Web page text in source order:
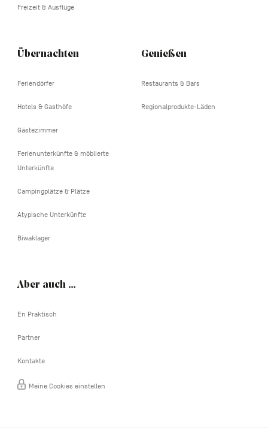
Freizeit & Ausflüge
Übernachten
Feriendörfer
Hotels & Gasthöfe
Gästezimmer
Ferienunterkünfte & möblierte
Unterkünfte
Campingplätze & Plätze
Atypische Unterkünfte
Biwaklager
Genießen
Restaurants & Bars
Regionalprodukte-Läden
Aber auch …
En Praktisch
Partner
Kontakte
Meine Cookies einstellen